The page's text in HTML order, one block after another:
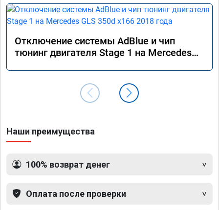
Отключение системы AdBlue и чип
тюнинг двигателя Stage 1 на Mercedes
Наши преимущества
100% возврат денег
Оплата после проверки